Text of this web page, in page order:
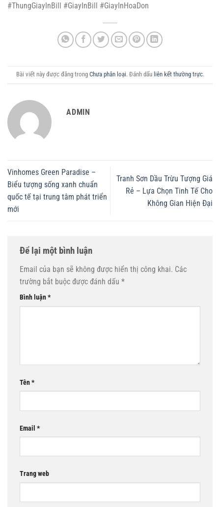
#ThungGiayInBill #GiayInBill #GiayInHoaDon
Bài viết này được đăng trong Chưa phân loại. Đánh dấu liên kết thường trực.
ADMIN
Vinhomes Green Paradise –
Biểu tượng sống xanh chuẩn
quốc tế tại trung tâm phát triển
mới
Tranh Sơn Dầu Trừu Tượng Giá
Rẻ – Lựa Chọn Tinh Tế Cho
Không Gian Hiện Đại
Để lại một bình luận
Email của bạn sẽ không được hiển thị công khai. Các
trường bắt buộc được đánh dấu *
Bình luận*
Tên*
Email *
Trang web